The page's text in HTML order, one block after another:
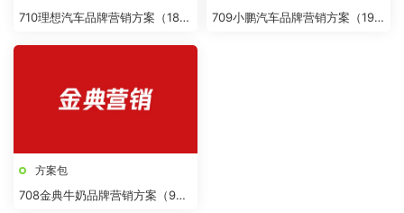
710理想汽车品牌营销方案（18
709小鹏汽车品牌营销方案（19
方案包
708金典牛奶品牌营销方案（9